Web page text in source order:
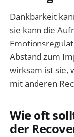
Dankbarkeit
sie kann die
Abstand zum
wirksam ist sie,
mit anderen
Wie oft
der